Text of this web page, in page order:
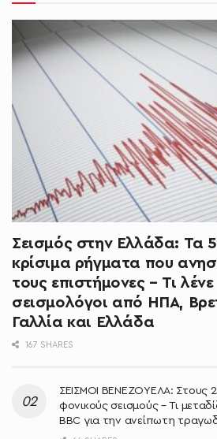
Σεισμός στην Ελλάδα: Τα 5
κρίσιμα ρήγματα που
τους επιστήμονες – Τι λένε
σεισμολόγοι από ΗΠΑ,
Γαλλία και Ελλάδα
167 SHARES
ΣΕΙΣΜΟΙ ΒΕΝΕΖΟΥΕΛΑ: Στους
φονικούς σεισμούς – Τι
BBC για την ανείπωτη